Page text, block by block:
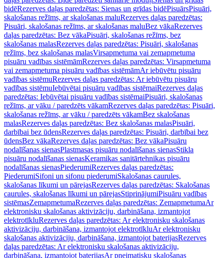
bidēRezerves daļas paredzētas: Sienas un grīdas bidēPisuārsPisuāri,
skalošanas režīms, ar skalošanas maluRezerves daļas paredzētas:
Pisuāri, skalošanas režīms, ar skalošanas maluBez vākaRezerves
daļas paredzētas: Bez vākaPisuāri, skalošanas režīms, bez
skalošanas malasRezerves daļas paredzētas: Pisuāri, skalošanas
režīms, bez skalošanas malasVirsapmetuma vai zemapmetuma
pisuāru vadības sistēmāmRezerves daļas paredzētas: Virsapmetuma
vai zemapmetuma pisuāru vadības sistēmāmAr iebūvētu pisuāru
vadības sistēmuRezerves daļas paredzētas: Ar iebūvētu pisuāru
vadības sistēmuIebūvētai pisuāru vadības sistēmaiRezerves daļas
paredzētas: Iebūvētai pisuāru vadības sistēmaiPisuāri, skalošanas
režīms, ar vāku / paredzēts vākamRezerves daļas paredzētas: Pisuāri,
skalošanas režīms, ar vāku / paredzēts vākamBez skalošanas
malasRezerves daļas paredzētas: Bez skalošanas malasPisuāri,
darbībai bez ūdensRezerves daļas paredzētas: Pisuāri, darbībai bez
ūdensBez vākaRezerves daļas paredzētas: Bez vākaPisuāru
nodalīšanas sienasPlastmasas pisuāru nodalīšanas sienasStikla
pisuāru nodalīšanas sienasKeramikas sanitārtehnikas pisuāru
nodalīšanas sienasPiederumiRezerves daļas paredzētas:
PiederumiSifoni un sifonu piederumiSkalošanas caurules,
skalošanas līkumi un pārejasRezerves daļas paredzētas: Skalošanas
caurules, skalošanas līkumi un pārejasStiprinājumiPisuāru vadības
sistēmasZemapmetumaRezerves daļas paredzētas: ZemapmetumaAr
elektronisku skalošanas aktivizāciju, darbināšana, izmantojot
elektrotīkluRezerves daļas paredzētas: Ar elektronisku skalošanas
aktivizāciju, darbināšana, izmantojot elektrotīkluAr elektronisku
skalošanas aktivizāciju, darbināšana, izmantojot baterijasRezerves
daļas paredzētas: Ar elektronisku skalošanas aktivizāciju,
darbināšana, izmantojot baterijasAr pneimatisku skalošanas